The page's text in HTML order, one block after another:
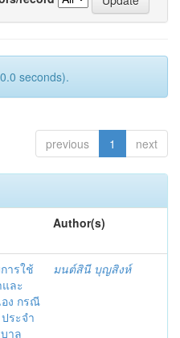
seconds).
previous 1 next
Author(s)
ารใช้
ละ
ง กรณี
ระจำ
าล
มนต์สินี บุญสิงห์